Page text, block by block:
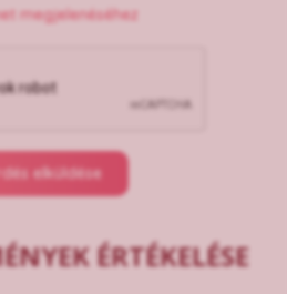
megjelenéséhez
elküldése
ÉRTÉKELÉSE